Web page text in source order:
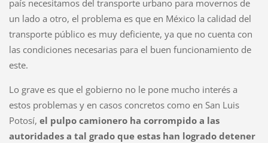
país necesitamos del transporte urbano para movernos de
un lado a otro, el problema es que en México la calidad del
transporte público es muy deficiente, ya que no cuenta con
las condiciones necesarias para el buen funcionamiento de
este.
Lo grave es que el gobierno no le pone mucho interés a
estos problemas y en casos concretos como en San Luis
Potosí, el pulpo camionero ha corrompido a las
autoridades a tal grado que estas han logrado detener